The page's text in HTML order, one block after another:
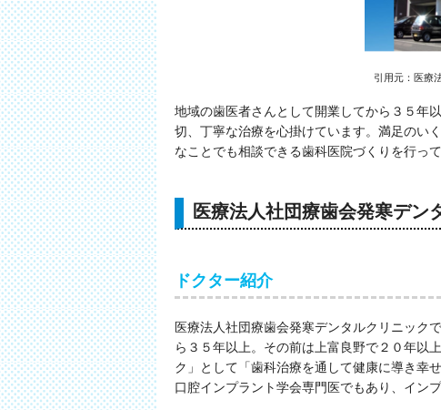
引用元：医療
地域の歯医者さんとして開業してから３５年
切、丁寧な治療を心掛けています。満足のい
なことでも相談できる歯科医院づくりを行って
医療法人社団療歯会発寒デン
ドクター紹介
医療法人社団療歯会発寒デンタルクリニック
ら３５年以上。その前は上富良野で２０年以
ク」として「歯科治療を通して健康に導き幸
口腔インプラント学会専門医でもあり、イン